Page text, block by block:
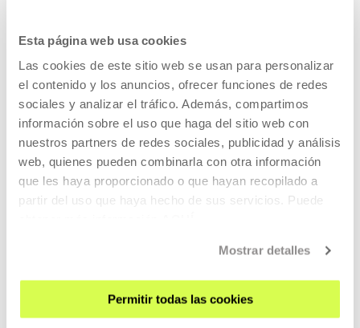
Esta página web usa cookies
Las cookies de este sitio web se usan para personalizar
el contenido y los anuncios, ofrecer funciones de redes
sociales y analizar el tráfico. Además, compartimos
información sobre el uso que haga del sitio web con
nuestros partners de redes sociales, publicidad y análisis
web, quienes pueden combinarla con otra información
que les haya proporcionado o que hayan recopilado a
partir del uso que haya hecho de sus servicios. Puede
Mostrar detalles
Permitir todas las cookies
CONTACT AND OPENING TIMES
GETTING HERE
GUIDED TOURS
ACCOMMODATION
RULES
BUILDING MAP